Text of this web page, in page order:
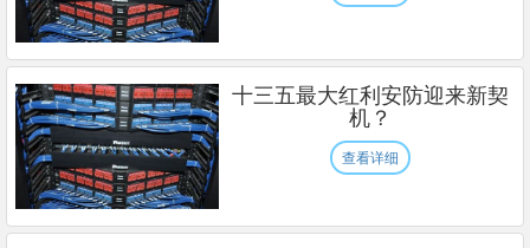
十三五最大红利安防迎来新契
机？
查看详细